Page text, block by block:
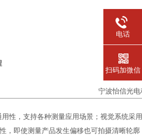
宁波怡信光
性，支持各种测量应用场景；视觉系统采
，即使测量产品发生偏移也可拍摄清晰轮
电话
扫码加微信